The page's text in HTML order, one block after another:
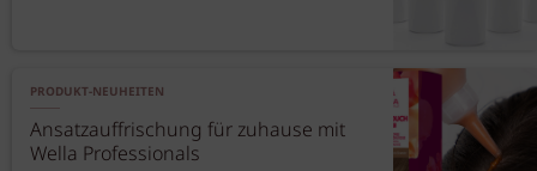
PRODUKT-NEUHEITEN
Ansatzauffrischung für zuhause mit
Wella Professionals